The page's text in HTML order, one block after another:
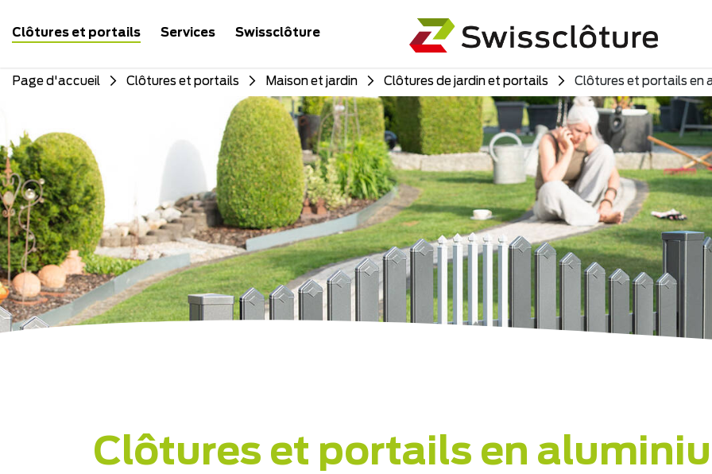
Clôtures et portails Services Swissclôture
Page d'accueil Clôtures et portails Maison et jardin Clôtures de jardin et portails Clôtures et portails en
Clôtures et portails en